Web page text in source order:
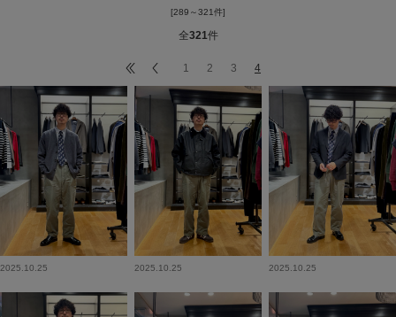
[289～321件]
全321件
1 2 3 4
2025.10.25 2025.10.25 2025.10.25